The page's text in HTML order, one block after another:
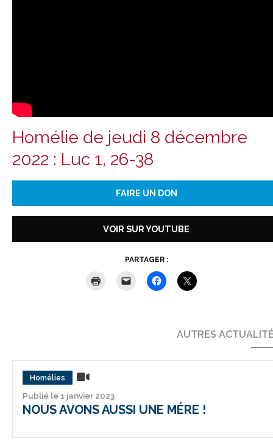
Homélie de jeudi 8 décembre
2022 : Luc 1, 26-38
FAIRE UN DON
VOIR SUR YOUTUBE
PARTAGER :
AUTRES
Homélies
Publié le 1 janvier 2023
NOUS AVONS AUSSI UNE MÉRE !